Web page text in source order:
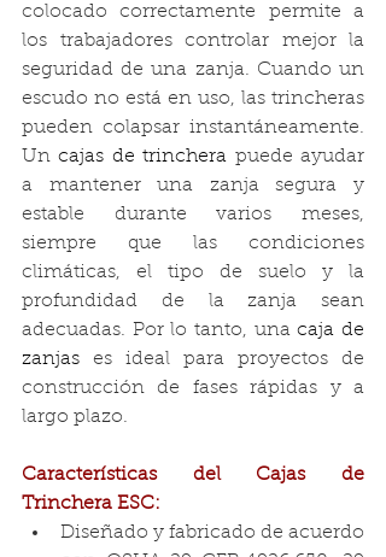
colocado correctamente permite a
los trabajadores controlar mejor la
seguridad de una zanja. Cuando un
escudo no está en uso, las trincheras
pueden colapsar instantáneamente.
Un cajas de trinchera puede ayudar
a mantener una zanja segura y
estable durante varios meses,
siempre que las condiciones
climáticas, el tipo de suelo y la
profundidad de la zanja sean
adecuadas. Por lo tanto, una caja de
zanjas es ideal para proyectos de
construcción de fases rápidas y a
largo plazo.
Características del Cajas de
Trinchera ESC:
Diseñado y fabricado de acuerdo